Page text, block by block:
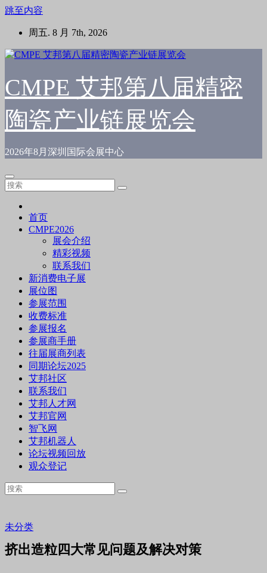
跳至内容
周五. 8 月 7th, 2026
CMPE 艾邦第八届精密
陶瓷产业链展览会
2026年8月深圳国际会展中心
首页
CMPE2026
展会介绍
精彩视频
联系我们
新消费电子展
展位图
参展范围
收费标准
参展报名
参展商手册
往届展商列表
同期论坛2025
艾邦社区
联系我们
艾邦人才网
艾邦官网
智飞网
艾邦机器人
论坛视频回放
观众登记
未分类
挤出造粒四大常见问题及解决对策